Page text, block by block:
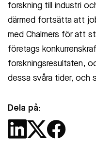
forskning till industri
därmed fortsätta att
med Chalmers för att
företags
forskningsresultaten,
dessa svåra tider, och
Dela på: